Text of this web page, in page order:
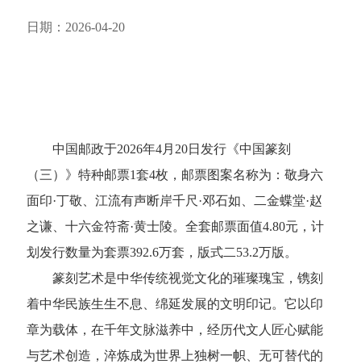
日期：2026-04-20
中国邮政于2026年4月20日发行《中国篆刻
（三）》特种邮票1套4枚，邮票图案名称为：敬身六
面印·丁敬、江流有声断岸千尺·邓石如、二金蝶堂·赵
之谦、十六金符斋·黄士陵。全套邮票面值4.80元，计
划发行数量为套票392.6万套，版式二53.2万版。
篆刻艺术是中华传统视觉文化的璀璨瑰宝，镌刻
着中华民族生生不息、绵延发展的文明印记。它以印
章为载体，在千年文脉滋养中，经历代文人匠心赋能
与艺术创造，淬炼成为世界上独树一帜、无可替代的